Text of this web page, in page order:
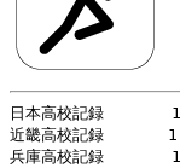
日本高校記録
近畿高校記録    　
兵庫高校記録